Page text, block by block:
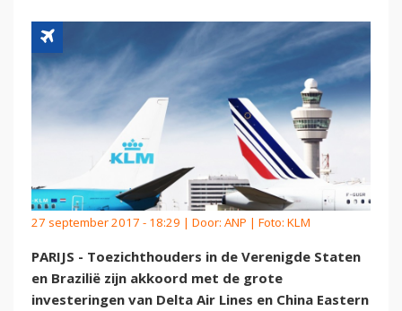
27 september 2017 - 18:29 | Door: ANP | Foto: KLM
PARIJS - Toezichthouders in de Verenigde Staten
en Brazilië zijn akkoord met de grote
investeringen van Delta Air Lines en China Eastern